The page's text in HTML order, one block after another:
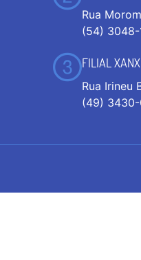
Rua
(54) 3048-
FILIAL
Rua Irineu
(49) 3430-